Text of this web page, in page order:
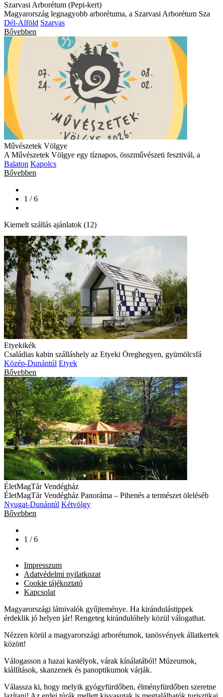
Szarvasi Arborétum (Pepi-kert)
Magyarország legnagyobb arborétuma, a Szarvasi Arborétum Sza
Dél-Alföld Szarvas
Bővebben
Művészetek Völgye
A Művészetek Völgye egy tíznapos, összművészeti fesztivál, a
Balaton Kapolcs
Bővebben
1 / 6
Kiemelt szállás ajánlatok (12)
Etyekikék
Családias kabin szálláshely az Etyeki Öreghegyen, gyümölcsfá
Közép-Dunántúl Etyek
Bővebben
ÉletMagTár Vendégház
ÉletMagTár Vendégház Panoráma – Pihenés a természet öleléséb
Nyugat-Dunántúl Kétvölgy
Bővebben
1 / 6
Impresszum
Adatvédelmi nyilatkozat
Cookie tájékoztató
Kapcsolat
Magyarországi látnivalók gyűjteménye. Ha kirándulástippek
érdeklik jó helyen jár! Rengeteg kirándulóhely közül válogathat.
Nézzen körül a magyarországi arborétumok, tanösvények állatkertek
között!
Válogasson a hazai kastélyok, várak kínálatából! Múzeumok,
kiállítások, skanzenek és panoptikumok várják.
Válassza ki, hogy melyik gyógyfürdőben, élményfürdőben szeretne